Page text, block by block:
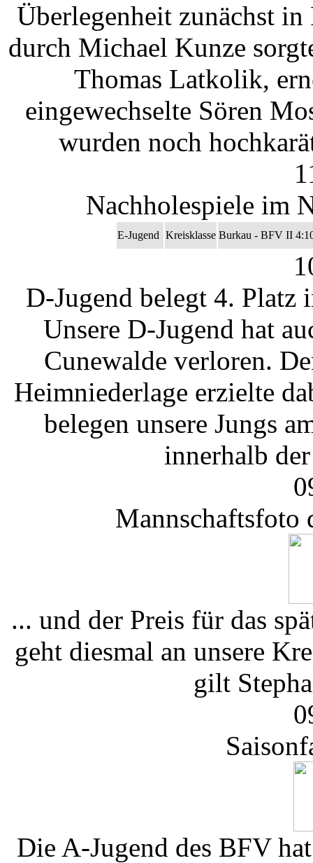
Überlegenheit zunächst
durch Michael Kunze
Thomas Latkolik,
eingewechselte Sören
wurden noch
Nachholespiele im
E-Jugend Kreisklasse Burkau - BFV II
D-Jugend belegt 4. Platz
Unsere D-Jugend hat
Cunewalde verloren.
Heimniederlage erzielte
belegen unsere Jungs
innerhalb
Mannschaftsfoto
... und der Preis für das
geht diesmal an unsere
gilt
Die A-Jugend des BFV